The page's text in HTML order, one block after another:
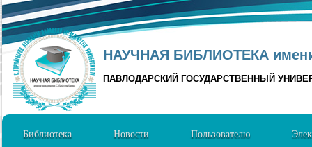
НАУЧНАЯ БИБЛИОТЕКА
ПАВЛОДАРСКИЙ ГОСУДАРСТВЕННЫЙ
Библиотека Новости Пользователю